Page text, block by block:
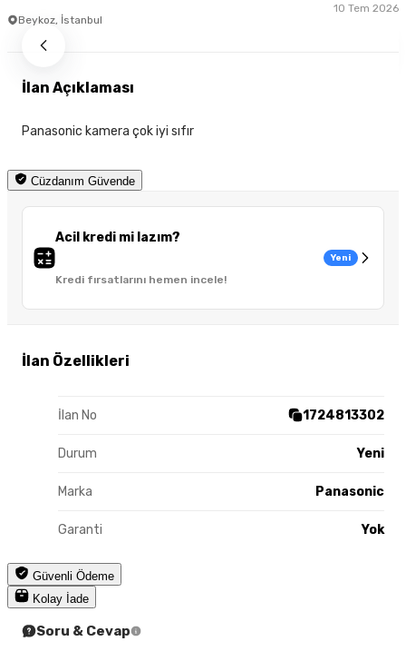
Beykoz, İstanbul
10 Tem 2026
Cüzdanım Güvende
Acil kredi mi lazım?
Kredi fırsatlarını hemen incele!
Yeni
İlan Özellikleri
İlan No 1724813302
Durum Yeni
Marka Panasonic
Garanti Yok
Güvenli Ödeme
Kolay İade
İlan Açıklaması
Panasonic kamera çok iyi sıfır
Soru & Cevap